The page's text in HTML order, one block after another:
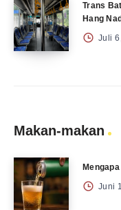
Trans
Hang
Juli
Makan-makan
Juni